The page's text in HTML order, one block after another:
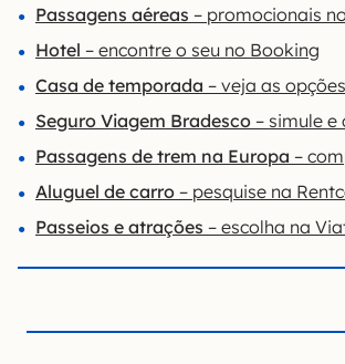
Passagens aéreas – promocionais
Hotel – encontre o seu no Booking
Casa de temporada – veja as
Seguro Viagem Bradesco – simule
Passagens de trem na Europa –
Aluguel de carro – pesquise na
Passeios e atrações – escolha na